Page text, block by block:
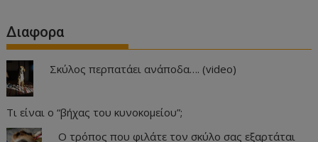
Διαφορα
Σκύλος περπατάει ανάποδα…. (video)
Τι είναι ο “βήχας του κυνοκομείου”;
Ο τρόπος που φιλάτε τον σκύλο σας εξαρτάται